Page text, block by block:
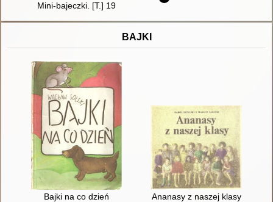
Mini-bajeczki. [T.] 19
BAJKI
Bajki na co dzień Ananasy z naszej klasy